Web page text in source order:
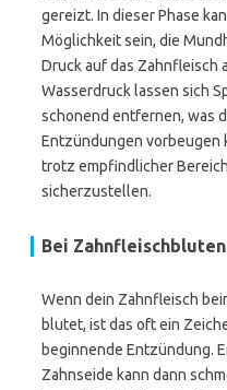
gereizt. In dieser Phase
Möglichkeit sein, die
Druck auf das Zahnfleisch
Wasserdruck lassen sich
schonend entfernen, was
Entzündungen vorbeugen
trotz empfindlicher
sicherzustellen.
Bei Zahnfleischbluten
Wenn dein Zahnfleisch
blutet, ist das oft ein
beginnende Entzündung.
Zahnseide kann dann